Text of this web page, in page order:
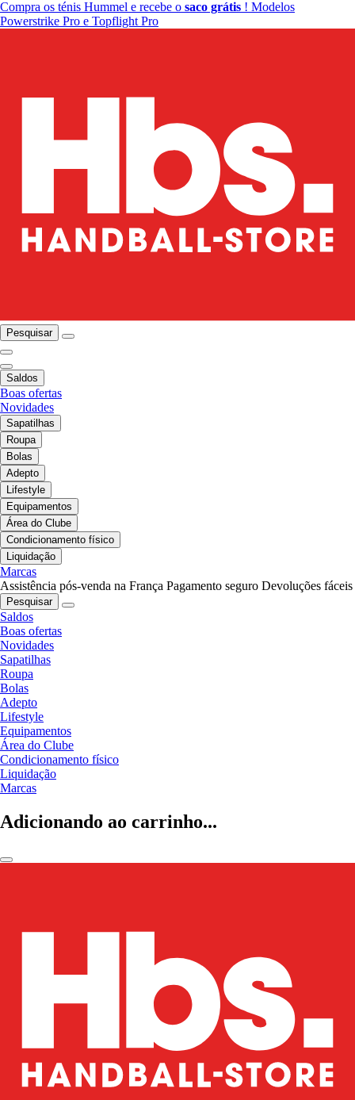
Compra os ténis Hummel e recebe o saco grátis ! Modelos
Powerstrike Pro e Topflight Pro
Pesquisar
Saldos
Boas ofertas
Novidades
Sapatilhas
Roupa
Bolas
Adepto
Lifestyle
Equipamentos
Área do Clube
Condicionamento físico
Liquidação
Marcas
Assistência pós-venda na França Pagamento seguro Devoluções fáceis
Pesquisar
Saldos
Boas ofertas
Novidades
Sapatilhas
Roupa
Bolas
Adepto
Lifestyle
Equipamentos
Área do Clube
Condicionamento físico
Liquidação
Marcas
Adicionando ao carrinho...